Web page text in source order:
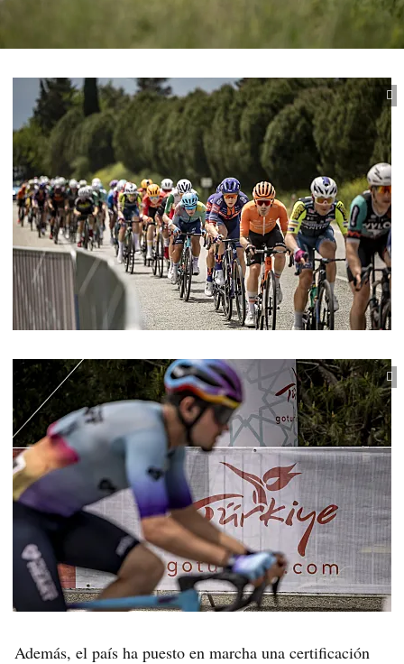
Además, el país ha puesto en marcha una certificación